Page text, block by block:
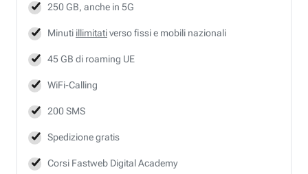
250 GB, anche in 5G
Minuti illimitativerso fissi e mobili nazionali
45 GB di roaming UE
WiFi-Calling
200 SMS
Spedizione gratis
Corsi Fastweb Digital Academy